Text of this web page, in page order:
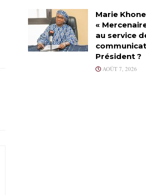
Marie
«
au service
Président ?
AOÛT 7, 2026